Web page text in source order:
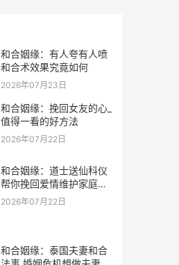
和合姻缘：有人夸有人喷
和合术效果究竟如何
2026年07月23日
和合姻缘：挽回女友的心_
值得一看的好方法
2026年07月22日
和合姻缘：道士送仙科仪
帮你挽回爱情维护家庭完
整
2026年07月22日
和合姻缘：泰国夫妻和合